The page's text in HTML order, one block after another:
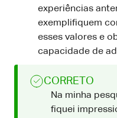
experiências
exemplifiquem
esses valores e
capacidade de
CORRETO
Na minha
fiquei